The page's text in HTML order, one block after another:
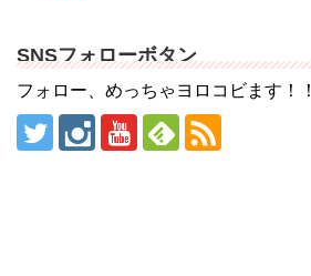
SNSフォローボタン
フォロー、めっちゃヨロコビます！！